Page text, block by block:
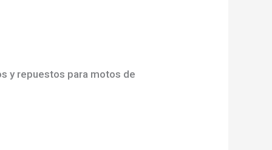
y repuestos para motos de